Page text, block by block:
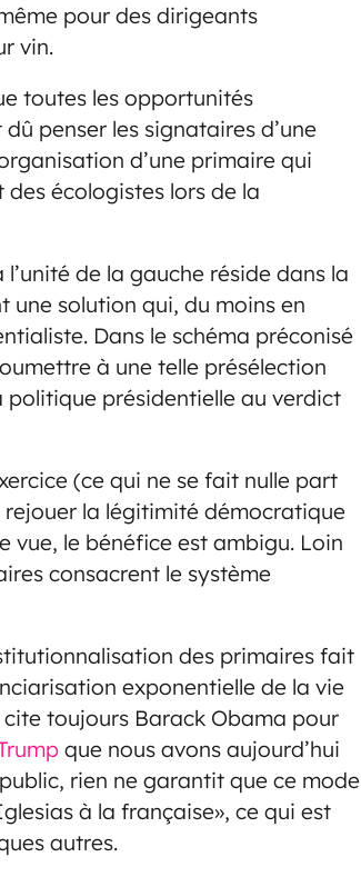
pour des dirigeants
vin.
toutes les opportunités
penser les signataires d’une
d’une primaire qui
écologistes lors de la
de la gauche réside dans la
une solution qui, du moins en
Dans le schéma préconisé
à une telle présélection
politique présidentielle au verdict
(ce qui ne se fait nulle part
rejouer la légitimité démocratique
vue, le bénéfice est ambigu. Loin
consacrent le système
des primaires fait
exponentielle de la vie
toujours Barack Obama pour
que nous avons aujourd’hui
rien ne garantit que ce mode
à la française», ce qui est
autres.